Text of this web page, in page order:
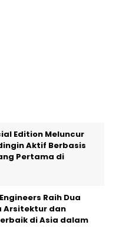
Edition Meluncur
Aktif Berbasis
Pertama di
Raih Dua
Arsitektur dan
di Asia dalam